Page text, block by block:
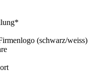
(schwarz/weiss)